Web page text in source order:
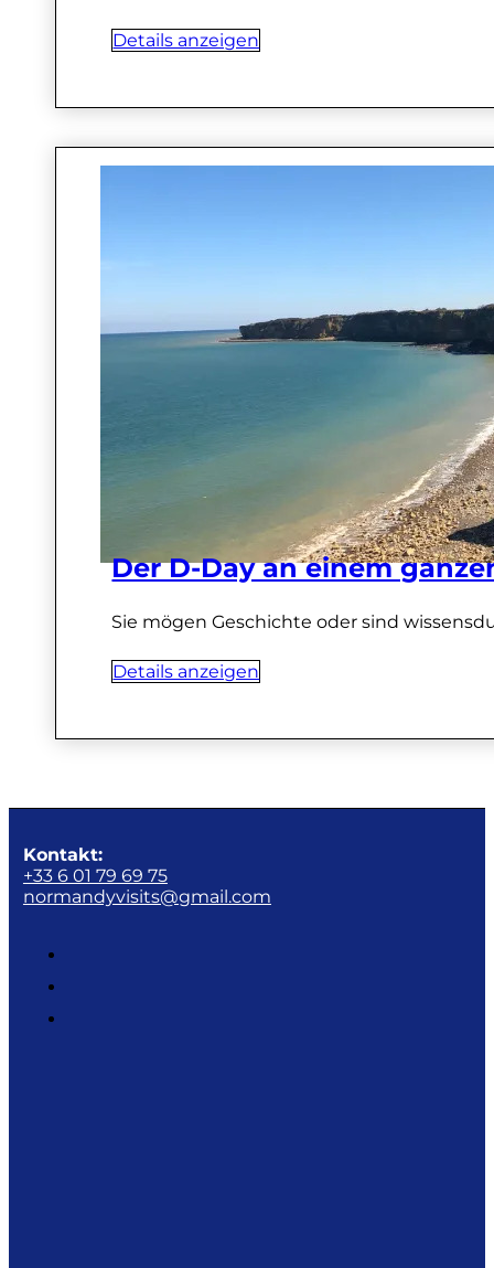
Details anzeigen
Der D-Day an einem
Sie mögen Geschichte oder sind
Details anzeigen
Kontakt:
+33 6 01 79 69 75
normandyvisits@gmail.com